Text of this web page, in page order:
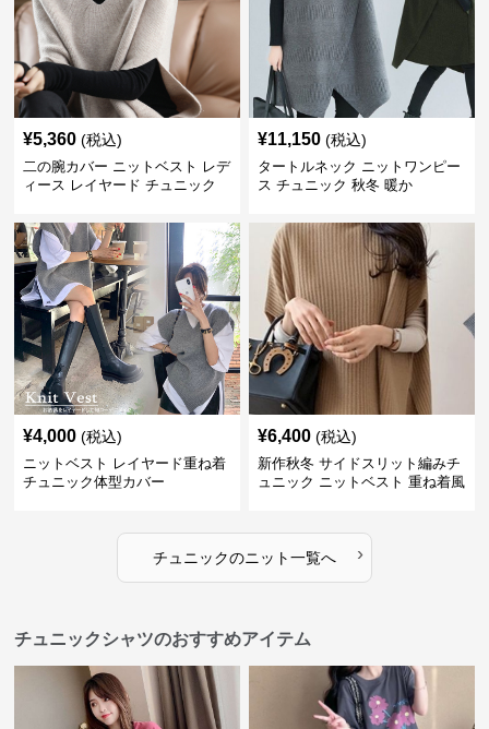
¥5,360 (税込)
二の腕カバー ニットベスト レデ
ィース レイヤード チュニック
¥11,150 (税込)
タートルネック ニットワンピー
ス チュニック 秋冬 暖か
¥4,000 (税込)
ニットベスト レイヤード重ね着
チュニック体型カバー
¥6,400 (税込)
新作秋冬 サイドスリット編みチ
ュニック ニットベスト 重ね着風
チュニックのニット一覧へ ›
チュニックシャツのおすすめアイテム